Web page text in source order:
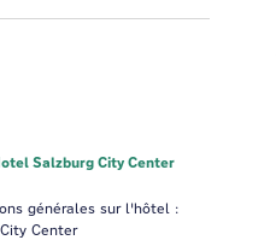
Salzburg City Center
générales sur l'hôtel :
Center